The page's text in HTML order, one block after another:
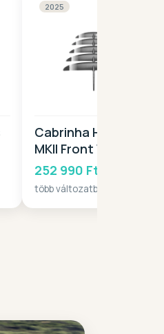
2025
Cabrinha H-Series
MKII Front Wing
2025
252 990 Ft-tól
több változatban